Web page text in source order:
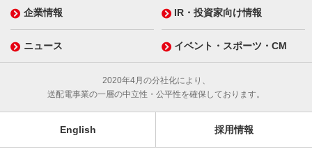
企業情報 IR・投資家向け情報
ニュース イベント・スポーツ・CM
2020年4月の分社化により、
送配電事業の一層の中立性・公平性を確保しております。
English 採用情報